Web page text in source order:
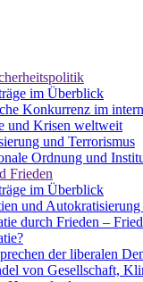
im Überblick
Konkurrenz im
und Krisen weltweit
und Terrorismus
Ordnung und
Frieden
im Überblick
und
durch Frieden –
der liberalen
von Gesellschaft,